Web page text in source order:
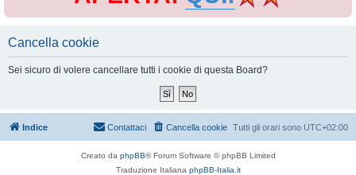
Cancella cookie
Sei sicuro di volere cancellare tutti i cookie di questa Board?
Indice Tutti gli orari sono UTC+02:00
Cancella cookie
Contattaci
Creato da phpBB® Forum Software © phpBB Limited
Traduzione Italiana phpBB-Italia.it